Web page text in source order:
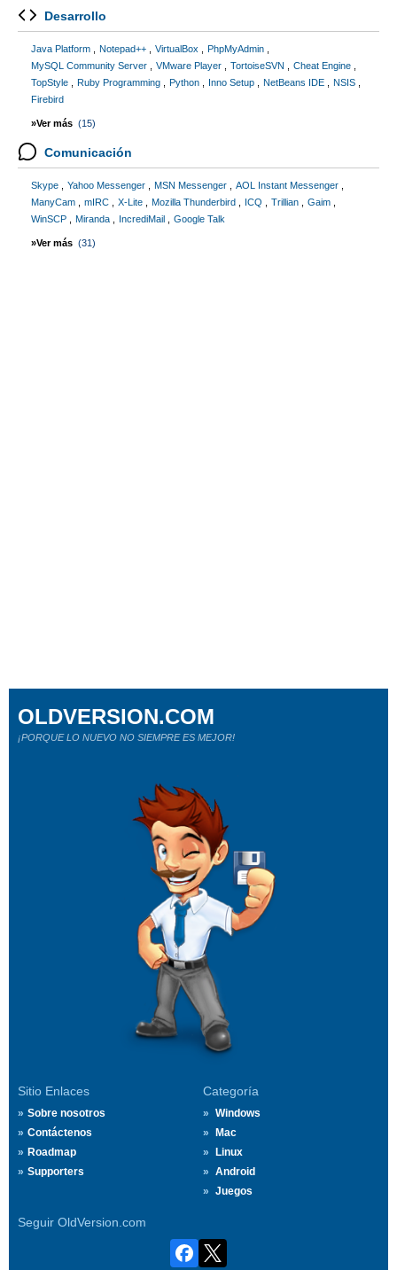
Desarrollo
Java Platform Notepad++ VirtualBox
PhpMyAdmin
MySQL Community Server
VMware Player TortoiseSVN
Cheat Engine
TopStyle
Ruby Programming Python Inno Setup NetBeans IDE
NSIS
Firebird
»Ver más (15)
Comunicación
Skype Yahoo Messenger MSN Messenger
AOL Instant Messenger
ManyCam
mIRC X-Lite Mozilla Thunderbird ICQ Trillian
Gaim
WinSCP
Miranda IncrediMail Google Talk
»Ver más (31)
Sitio Enlaces
Sobre nosotros
Contáctenos
Roadmap
Supporters
Categoría
Windows
Mac
Linux
Android
Juegos
Seguir OldVersion.com
OLDVERSION.COM
¡PORQUE LO NUEVO NO SIEMPRE ES MEJOR!